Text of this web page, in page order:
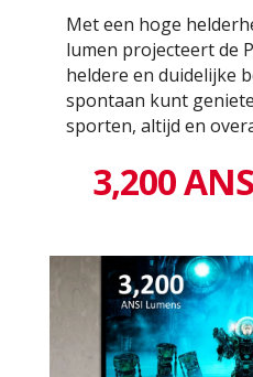
Met een hoge
lumen projecteert de
heldere en duidelijke
spontaan kunt
sporten, altijd en
3,200